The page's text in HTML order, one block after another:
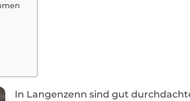
In Langenzenn sind gut